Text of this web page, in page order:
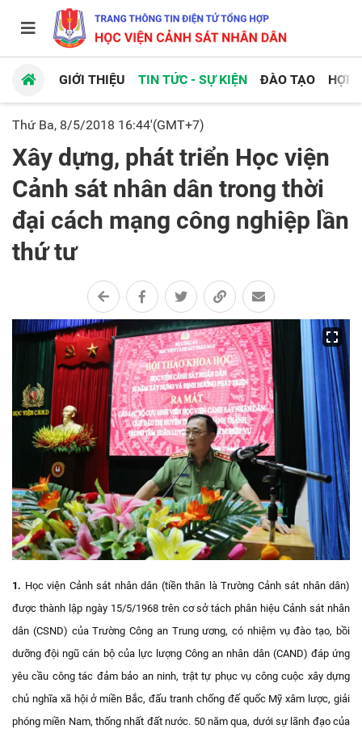
GIỚI THIỆU TIN TỨC - SỰ KIỆN ĐÀO TẠO HỢP
Thứ Ba, 8/5/2018 16:44'(GMT+7)
Xây dựng, phát triển Học viện
Cảnh sát nhân dân trong thời
đại cách mạng công nghiệp lần
thứ tư
1. Học viện Cảnh sát nhân dân (tiền thân là Trường Cảnh sát nhân dân)
được thành lập ngày 15/5/1968 trên cơ sở tách phân hiệu Cảnh sát nhân
dân (CSND) của Trường Công an Trung ương, có nhiệm vụ đào tạo, bồi
dưỡng đội ngũ cán bộ của lực lượng Công an nhân dân (CAND) đáp ứng
yêu cầu công tác đảm bảo an ninh, trật tự phục vụ công cuộc xây dựng
chủ nghĩa xã hội ở miền Bắc, đấu tranh chống đế quốc Mỹ xâm lược, giải
phóng miền Nam, thống nhất đất nước. 50 năm qua, dưới sự lãnh đạo của